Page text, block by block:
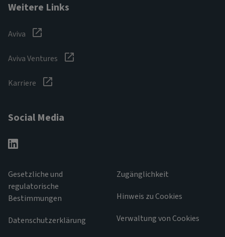
Weitere Links
Aviva
Aviva Ventures
Karriere
Social Media
Gesetzliche und
regulatorische
Bestimmungen
Datenschutzerklärung
Zugänglichkeit
Hinweis zu Cookies
Verwaltung von Cookies